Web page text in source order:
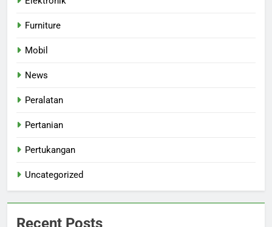
Furniture
Mobil
News
Peralatan
Pertanian
Pertukangan
Uncategorized
Recent Posts